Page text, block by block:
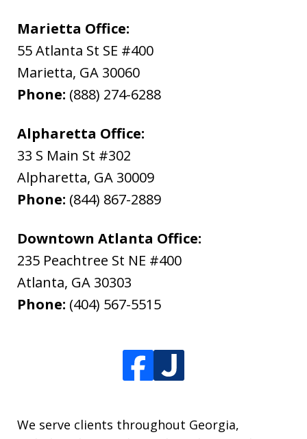
Marietta Office:
55 Atlanta St SE #400
Marietta, GA 30060
Phone: (888) 274-6288
Alpharetta Office:
33 S Main St #302
Alpharetta, GA 30009
Phone: (844) 867-2889
Downtown Atlanta Office:
235 Peachtree St NE #400
Atlanta, GA 30303
Phone: (404) 567-5515
We serve clients throughout Georgia,